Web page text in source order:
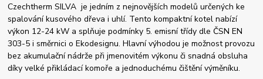
Czechtherm SILVA je jedním z nejnovějších modelů určených ke
spalování kusového dřeva i uhlí. Tento kompaktní kotel nabízí
výkon 12-24 kW a splňuje podmínky 5. emisní třídy dle ČSN EN
303-5 i směrnici o Ekodesignu. Hlavní výhodou je možnost provozu
bez akumulační nádrže při jmenovitém výkonu či snadná obsluha
díky velké přikládací komoře a jednoduchému čištění výměníku.